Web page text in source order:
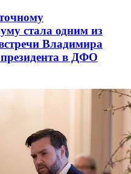
стала одним из
Владимира
в ДФО